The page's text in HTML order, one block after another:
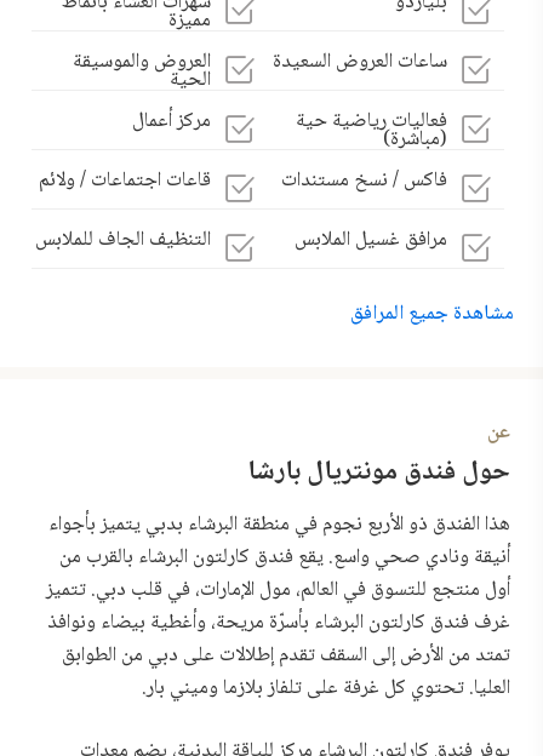
مميزة
ساعات العروض السعيدة
العروض والموسيقة
الحية
فعاليات رياضية حية
(مباشرة)
مركز أعمال
فاكس / نسخ مستندات
قاعات اجتماعات / ولائم
مرافق غسيل الملابس
التنظيف الجاف للملابس
مشاهدة جميع المرافق
عن
حول فندق مونتريال بارشا
هذا الفندق ذو الأربع نجوم في منطقة البرشاء بدبي يتميز بأجواء
أنيقة ونادي صحي واسع. يقع فندق كارلتون البرشاء بالقرب من
أول منتجع للتسوق في العالم، مول الإمارات، في قلب دبي. تتميز
غرف فندق كارلتون البرشاء بأسرّة مريحة، وأغطية بيضاء ونوافذ
تمتد من الأرض إلى السقف تقدم إطلالات على دبي من الطوابق
العليا. تحتوي كل غرفة على تلفاز بلازما وميني بار.